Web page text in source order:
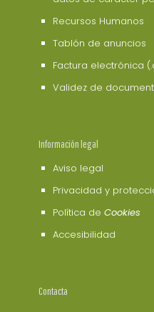
Recursos Humanos
Tablón de anuncios
Factura electrónica
Validez de
Información legal
Aviso legal
Privacidad y
Política de Cookies
Accesibilidad
Contacta